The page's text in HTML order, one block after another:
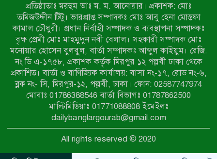
৭ম শ্রেণি পড়ুয়া কন্যাকে উত্ত্যক্ত করার
প্রতিবাদ করায় পিতাকে কু*পি*য়ে
জ*খ*ম…!!
জুলাই গণঅভ্যুত্থান দিবস-২০২৬ উপলক্ষে
নীলফামারীতে শহিদদের স্মরণে দোয়া
মাহফিল ও আলোচনা সভা অনুষ্ঠিত
বেলকুচিতে বজ্রপাতে শিক্ষার্থীর মৃত্যু
বেলকুচিতে গণঅভ্যুত্থান দিবসে ইসলামী
আন্দোলনের গণমিছিল ও গণহত্যার
বিচারের দাবি
প্রতিষ্ঠাতাঃ মরহুম আঃ ম. ম. আনোয়ার। প্রকাশক: মোঃ
তমিজউদ্দীন টিটু। ভারপ্রাপ্ত সম্পাদকঃ মোঃ আবু হেনা মোস্তফা
কামাল চৌধুরী। প্রধান নির্বাহী সম্পাদক ও ব্যবস্থাপনা সম্পাদকঃ
বৃক্ষ প্রেমী মোঃ মাহমুদুন নবী বেলাল। সহকারী সম্পাদক মোঃ
মনোয়ার হোসেন বুলবুল, বার্তা সম্পাদকঃ আব্দুল কাইয়ুম। রেজি.
নং ডি এ-১৭৫৮, প্রকাশক কর্তৃক মিরপুর ১২ পল্লবী ঢাকা থেকে
প্রকাশিত। বার্তা ও বাণিজ্যিক কার্যালয়: বাসা নং-১৭, রোড নং-৬,
ব্লক নং- সি, মিরপুর-১২, পল্লবী, ঢাকা। ফোন: 02587747974
মোবাঃ 01786388546 বার্তা বিভাগঃ 01787862500
মাল্টিমিডিয়াঃ 01771088808 ইমেইলঃ
dailybanglargourab@gmail.com
All rights reserved © 2020